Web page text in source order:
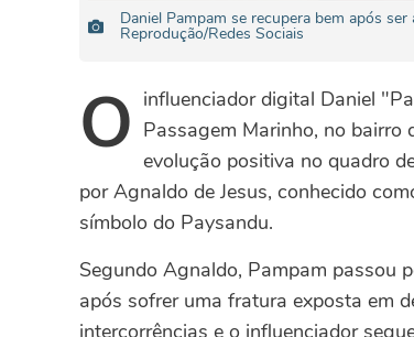
Daniel Pampam se recupera bem após
Reprodução/Redes Sociais
O influenciador digital Daniel
Passagem Marinho, no bairro
evolução positiva no quadro
por Agnaldo de Jesus, conhecido
símbolo do Paysandu.
Segundo Agnaldo, Pampam passou
após sofrer uma fratura exposta em
intercorrências e o influenciador